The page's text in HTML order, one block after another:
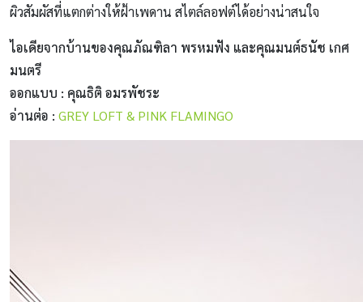
ผิวสัมผัสที่แตกต่างให้ฝ้าเพดาน สไตล์ลอฟต์ได้อย่างน่าสนใจ
ไอเดียจากบ้านของคุณภัณฑิลา พรหมฟัง และคุณมนต์ธนัช เกศ
มนตรี
ออกแบบ : คุณธิติ อมรพัชระ
อ่านต่อ : GREY LOFT & PINK FLAMINGO